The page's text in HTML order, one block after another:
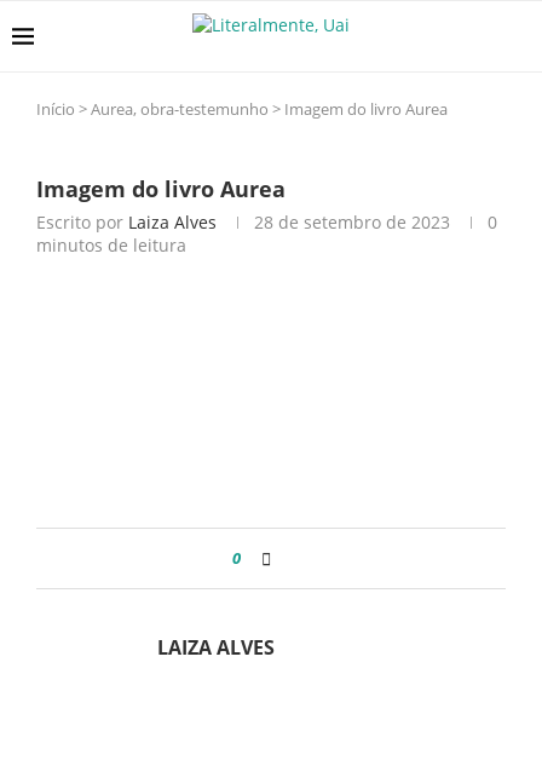
Início >Aurea, obra-testemunho > Imagem do livro Aurea
Imagem do livro Aurea
Escrito por Laiza Alves 28 de setembro de 2023
0
minutos de leitura
0
LAIZA ALVES